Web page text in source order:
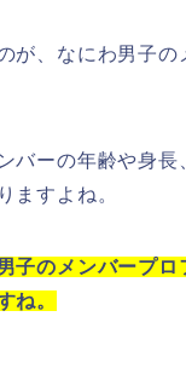
が、 なにわ男子の
バーの年齢や身長
ますよね。
子のメンバープロ
ね。